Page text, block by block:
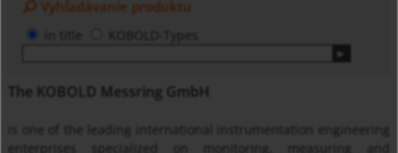
Vyhľadávanie produktu
KOBOLD-Types
The KOBOLD Messring GmbH
is one of the leading international instrumentation engineering
enterprises specialized on monitoring, measuring and